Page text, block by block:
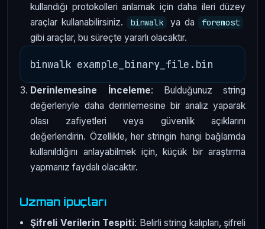
kullandığı protokolleri anlamak için daha ileri düzey
araçlar kullanabilirsiniz.
binwalk ya da foremost
gibi araçlar, bu süreçte yararlı olacaktır.
Derinlemesine İnceleme: Bulduğunuz string
değerleriyle daha derinlemesine bir analiz yaparak
olası zafiyetleri veya güvenlik açıklarını
değerlendirin. Özellikle, her stringin hangi bağlamda
kullanıldığını anlayabilmek için, küçük bir araştırma
yapmanız faydalı olacaktır.
Uzman İpuçları
Şifreli Verilerin Tespiti: Belirli string kalıpları, şifreli